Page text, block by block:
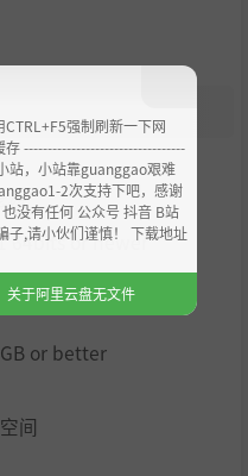
统
64bits or newer
or better
间
强制刷新一下网
----------------------------------
站，小站靠guanggao艰难
2次支持下吧，感谢
没有任何 公众号 抖音 B站
子,请小伙们谨慎！ 下载地址
关于阿里云盘无文件